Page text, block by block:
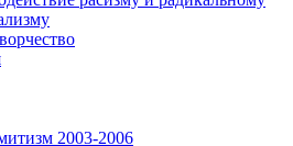
2003-2006